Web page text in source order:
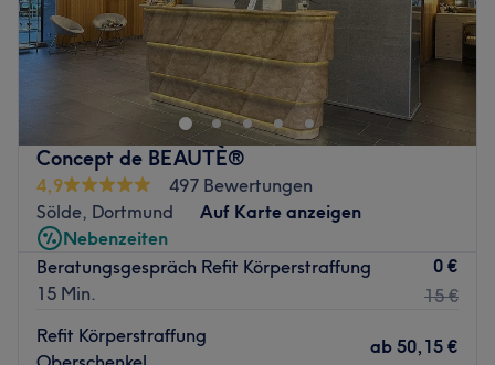
Concept de BEAUTÈ®
4,9
497 Bewertungen
Sölde, Dortmund
Auf Karte anzeigen
Nebenzeiten
Beratungsgespräch Refit Körperstraffung
15 Min.
0 €
15 €
Refit Körperstraffung
ab 50,15 €